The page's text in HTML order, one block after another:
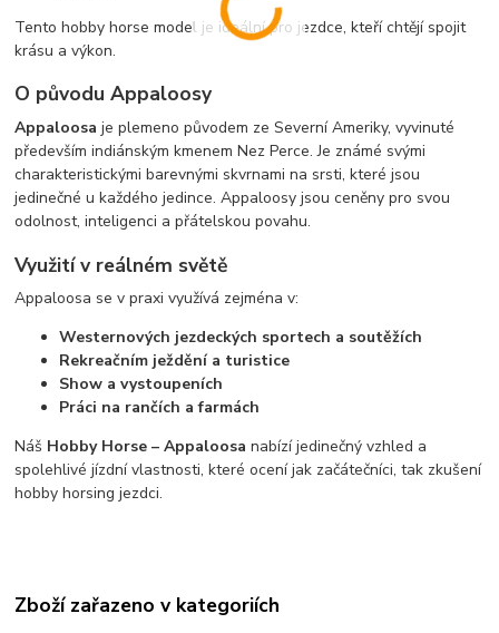
Tento hobby horse model je ideální pro jezdce, kteří chtějí spojit
krásu a výkon.
O původu Appaloosy
Appaloosa je plemeno původem ze Severní Ameriky, vyvinuté
především indiánským kmenem Nez Perce. Je známé svými
charakteristickými barevnými skvrnami na srsti, které jsou
jedinečné u každého jedince. Appaloosy jsou ceněny pro svou
odolnost, inteligenci a přátelskou povahu.
Využití v reálném světě
Appaloosa se v praxi využívá zejména v:
Westernových jezdeckých sportech a soutěžích
Rekreačním ježdění a turistice
Show a vystoupeních
Práci na rančích a farmách
Náš Hobby Horse – Appaloosa nabízí jedinečný vzhled a
spolehlivé jízdní vlastnosti, které ocení jak začátečníci, tak zkušení
hobby horsing jezdci.
Zboží zařazeno v kategoriích